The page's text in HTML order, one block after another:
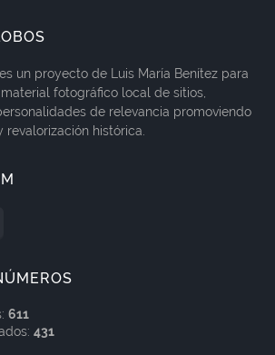
un proyecto de Luis María Benítez para
fotográfico local de sitios,
de relevancia promoviendo
histórica.
611
431